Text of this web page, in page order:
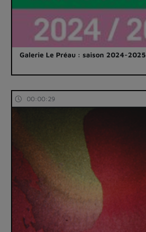
Galerie Le Préau : saison 2024-2025
00:00:29